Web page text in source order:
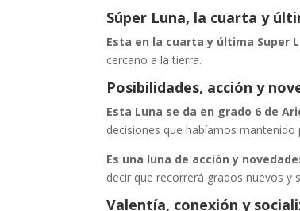
Súper Luna, la cuarta y
Esta en la cuarta y última Super
cercano a la tierra.
Posibilidades, acción y
Esta Luna se da en grado 6 de
decisiones que habíamos mantenido
Es una luna de acción y
decir que recorrerá grados nuevos y
Valentía, conexión y